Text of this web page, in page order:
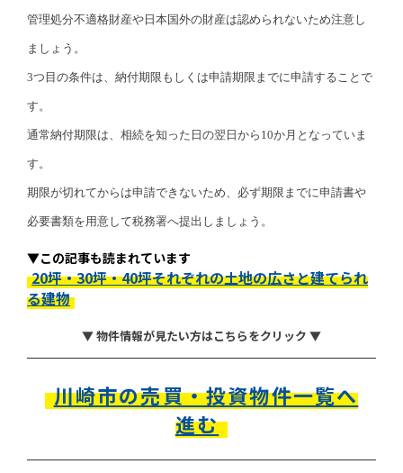
管理処分不適格財産や日本国外の財産は認められないため注意し
ましょう。
3つ目の条件は、納付期限もしくは申請期限までに申請することで
す。
通常納付期限は、相続を知った日の翌日から10か月となっていま
す。
期限が切れてからは申請できないため、必ず期限までに申請書や
必要書類を用意して税務署へ提出しましょう。
▼この記事も読まれています
20坪・30坪・40坪それぞれの土地の広さと建てられ
る建物
▼ 物件情報が見たい方はこちらをクリック ▼
川崎市の売買・投資物件一覧へ
進む